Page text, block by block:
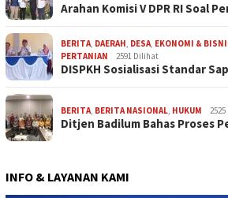
Arahan Komisi V DPR RI Soal
BERITA, DAERAH, DESA, EKONOMI &
PERTANIAN
2591 Dilihat
DISPKH Sosialisasi Standar
BERITA, BERITA NASIONAL, HUKUM
Ditjen Badilum Bahas Proses
INFO & LAYANAN KAMI